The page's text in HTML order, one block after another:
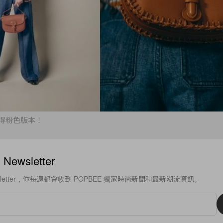
粉色版本！
，你每週都會收到 POPBEE 獨家時尚新聞和最新潮流資訊。